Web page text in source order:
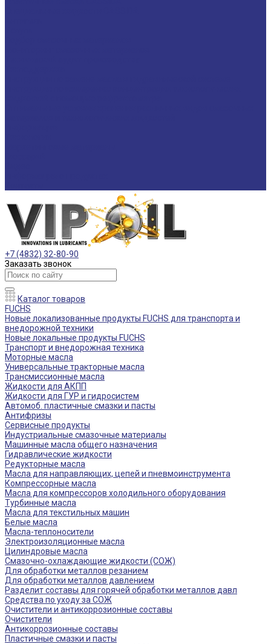
+7 (4832) 32-80-90
Заказать звонок
Каталог товаров
FUCHS
Новые локализованные продукты FUCHS для транспорта и
внедорожной техники
Новые локальные продукты FUCHS
Транспорт и внедорожная техника
Моторные масла
Универсальные тракторные масла
Трансмиссионные масла
Жидкости для АКПП
Жидкости для ГУР и гидросистем
Автомоб. пластичные смазки и пасты
Антифризы
Сервисные продукты
Индустриальные смазочные материалы
Машинные масла общего назначения
Гидравлические жидкости
Редукторные масла
Масла для направляющих, цепей и пневмоинструмента
Компрессорные масла
Масла для компрессоров холодильного оборудования
Турбинные масла
Масла для текстильных машин
Белые масла
Масла-теплоносители
Электроизоляционные масла
Цилиндровые масла
Смазочно-охлаждающие жидкости (СОЖ)
Для обработки металлов резанием
Для обработки металлов давлением
Разделит составы для горячей обработки металлов давл
Средства по уходу за СОЖ
Очистители и антикоррозионные составы
Очистители
Антикоррозионные составы
Пластичные смазки и пасты